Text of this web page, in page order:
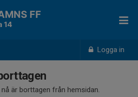
Logga in
FF
14
är borttagen från hemsidan.